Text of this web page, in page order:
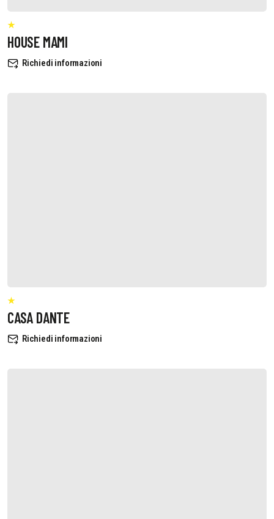
HOUSE MAMI
Richiedi informazioni
CASA DANTE
Richiedi informazioni